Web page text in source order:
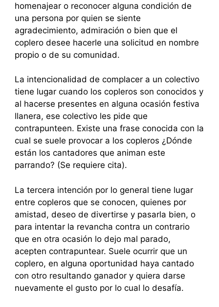
homenajear o reconocer alguna condición de
una persona por quien se siente
agradecimiento, admiración o bien que el
coplero desee hacerle una solicitud en nombre
propio o de su comunidad.
La intencionalidad de complacer a un colectivo
tiene lugar cuando los copleros son conocidos y
al hacerse presentes en alguna ocasión festiva
llanera, ese colectivo les pide que
contrapunteen. Existe una frase conocida con la
cual se suele provocar a los copleros ¿Dónde
están los cantadores que animan este
parrando? (Se requiere cita).
La tercera intención por lo general tiene lugar
entre copleros que se conocen, quienes por
amistad, deseo de divertirse y pasarla bien, o
para intentar la revancha contra un contrario
que en otra ocasión lo dejo mal parado,
acepten contrapuntear. Suele ocurrir que un
coplero, en alguna oportunidad haya cantado
con otro resultando ganador y quiera darse
nuevamente el gusto por lo cual lo desafía.